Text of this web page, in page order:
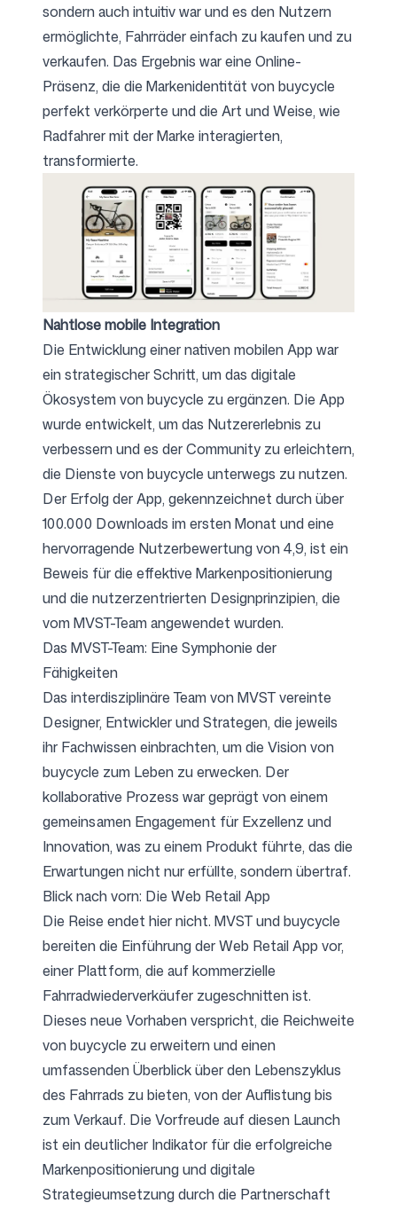
sondern auch intuitiv war und es den Nutzern
ermöglichte, Fahrräder einfach zu kaufen und zu
verkaufen. Das Ergebnis war eine Online-
Präsenz, die die Markenidentität von buycycle
perfekt verkörperte und die Art und Weise, wie
Radfahrer mit der Marke interagierten,
transformierte.
Nahtlose mobile Integration
Die Entwicklung einer nativen mobilen App war
ein strategischer Schritt, um das digitale
Ökosystem von buycycle zu ergänzen. Die App
wurde entwickelt, um das Nutzererlebnis zu
verbessern und es der Community zu erleichtern,
die Dienste von buycycle unterwegs zu nutzen.
Der Erfolg der App, gekennzeichnet durch über
100.000 Downloads im ersten Monat und eine
hervorragende Nutzerbewertung von 4,9, ist ein
Beweis für die effektive Markenpositionierung
und die nutzerzentrierten Designprinzipien, die
vom MVST-Team angewendet wurden.
Das MVST-Team: Eine Symphonie der
Fähigkeiten
Das interdisziplinäre Team von MVST vereinte
Designer, Entwickler und Strategen, die jeweils
ihr Fachwissen einbrachten, um die Vision von
buycycle zum Leben zu erwecken. Der
kollaborative Prozess war geprägt von einem
gemeinsamen Engagement für Exzellenz und
Innovation, was zu einem Produkt führte, das die
Erwartungen nicht nur erfüllte, sondern übertraf.
Blick nach vorn: Die Web Retail App
Die Reise endet hier nicht. MVST und buycycle
bereiten die Einführung der Web Retail App vor,
einer Plattform, die auf kommerzielle
Fahrradwiederverkäufer zugeschnitten ist.
Dieses neue Vorhaben verspricht, die Reichweite
von buycycle zu erweitern und einen
umfassenden Überblick über den Lebenszyklus
des Fahrrads zu bieten, von der Auflistung bis
zum Verkauf. Die Vorfreude auf diesen Launch
ist ein deutlicher Indikator für die erfolgreiche
Markenpositionierung und digitale
Strategieumsetzung durch die Partnerschaft